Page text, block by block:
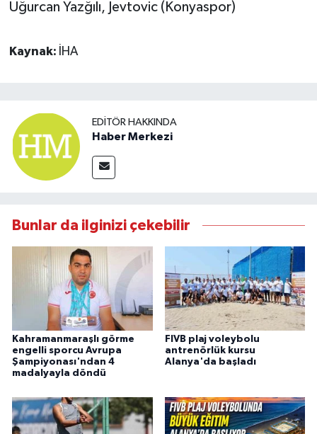
Uğurcan Yazğılı, Jevtovic (Konyaspor)
Kaynak: İHA
EDITÖR HAKKINDA
Haber Merkezi
Bunlar da ilginizi çekebilir
Kahramanmaraşlı görme
engelli sporcu Avrupa
Şampiyonası'ndan 4
madalyayla döndü
FIVB plaj voleybolu
antrenörlük kursu
Alanya'da başladı